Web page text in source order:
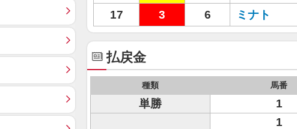
17
3 6 ミナト
払戻金
種類 馬番
単勝 1
1